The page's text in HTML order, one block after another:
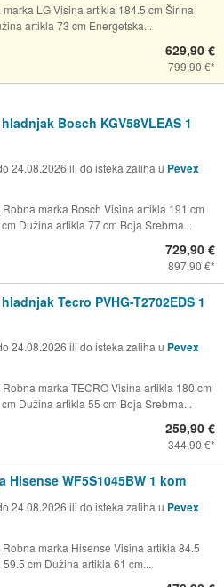
LG Visina artikla 184.5 cm Širina
artikla 73 cm Energetska...
629,90 €
799,90 €
Bosch KGV58VLEAS 1
24.08.2026 ili do isteka zaliha u Pevex
marka Bosch Visina artikla 191 cm
Dužina artikla 77 cm Boja Srebrna...
729,90 €
897,90 €
Tecro PVHG-T2702EDS 1
24.08.2026 ili do isteka zaliha u Pevex
marka TECRO Visina artikla 180 cm
Dužina artikla 55 cm Boja Srebrna...
259,90 €
344,90 €
Hisense WF5S1045BW 1 kom
24.08.2026 ili do isteka zaliha u Pevex
marka Hisense Visina artikla 84.5
cm Dužina artikla 61 cm...